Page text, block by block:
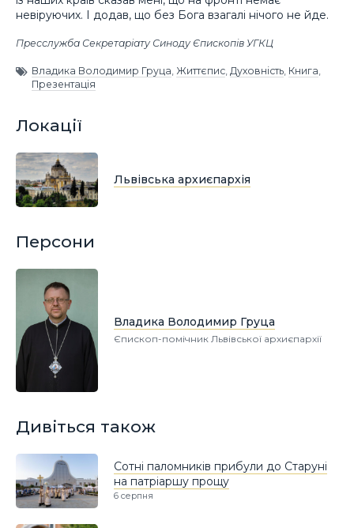
невіруючих. І додав, що без Бога взагалі нічого не йде.
Пресслужба Секретаріату Синоду Єпископів УГКЦ
Владика Володимир Груца Життєпис Духовність Книга
Презентація
Локації
Львівська архиєпархія
Персони
Владика Володимир Груца
Єпископ-помічник Львівської архиєпархії
Дивіться також
Сотні паломників прибули до Старуні
на патріаршу прощу
6 серпня